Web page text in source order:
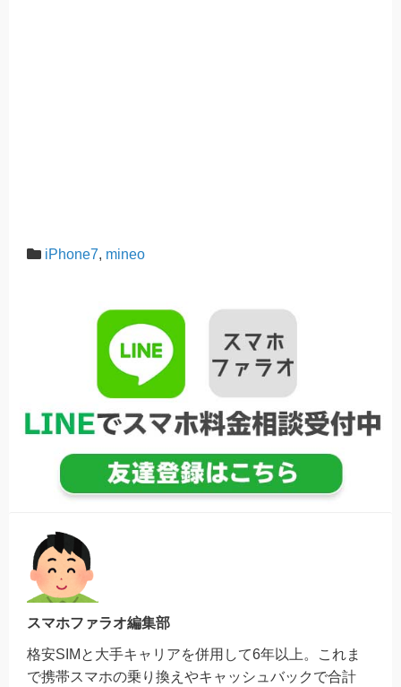
iPhone7, mineo
スマホファラオ編集部
格安SIMと大手キャリアを併用して6年以上。これま
で携帯スマホの乗り換えやキャッシュバックで合計